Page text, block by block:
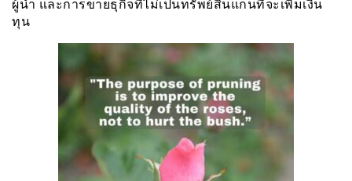
ผู้นำ และการขายธุกิจที่ไม่เป็นทรัพย์สินแกนที่จะเพิ่มเงิน
ทุน